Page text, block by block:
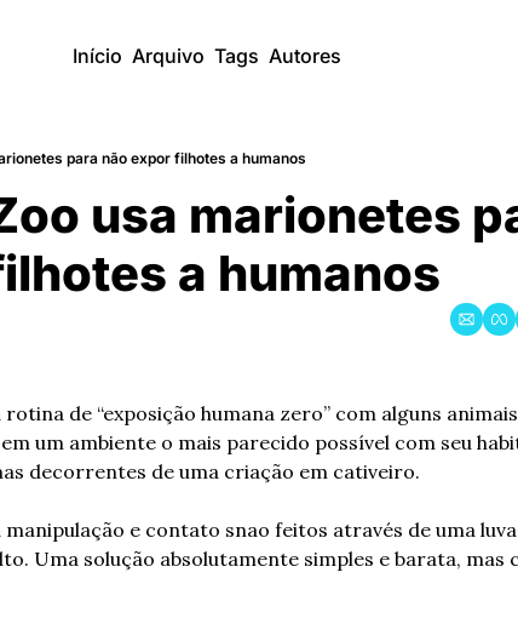
Início Arquivo Tags Autores
para não expor filhotes a humanos
usa marionetes
a humanos
de “exposição humana zero” com alguns
um ambiente o mais parecido possível com seu
decorrentes de uma criação em cativeiro.
e contato snao feitos através de uma
Uma solução absolutamente simples e barata, mas